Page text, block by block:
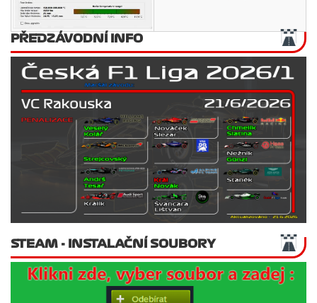
PŘEDZÁVODNÍ INFO
STEAM - INSTALAČNÍ SOUBORY